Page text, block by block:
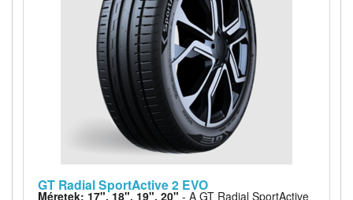
GT Radial SportActive 2 EVO
Méretek: 17", 18", 19", 20" - A GT Radial SportActive